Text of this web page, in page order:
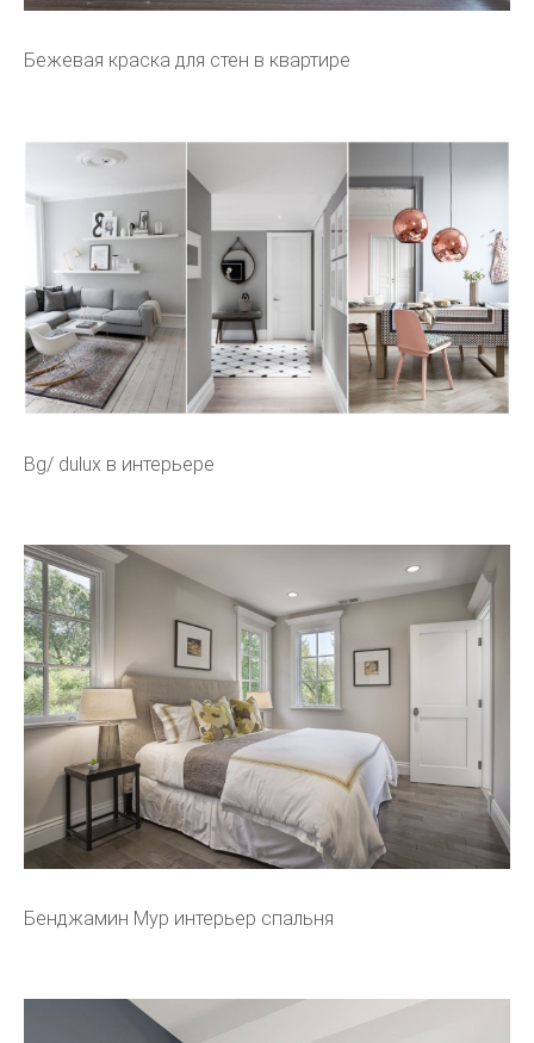
Бежевая краска для стен в квартире
Bg/ dulux в интерьере
Бенджамин Мур интерьер спальня